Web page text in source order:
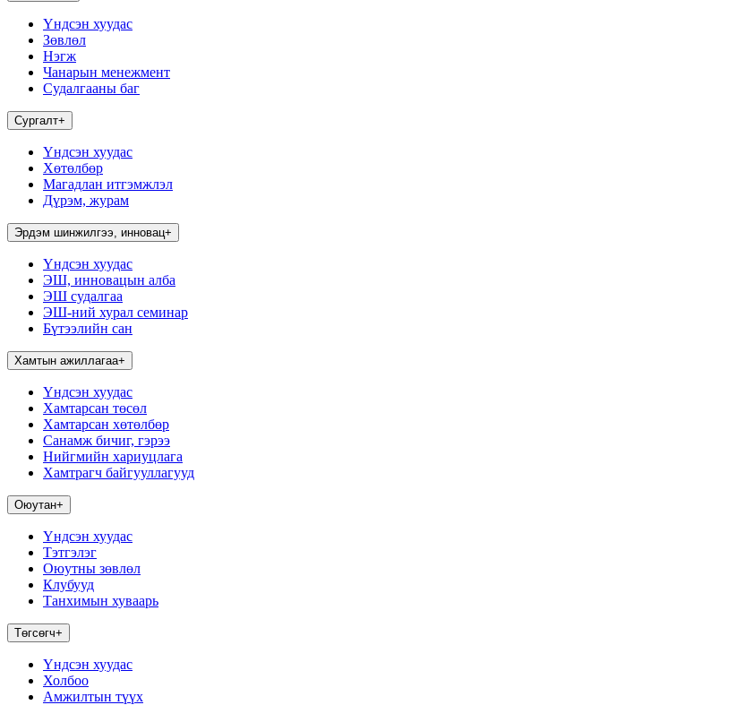
Үндсэн хуудас
Зөвлөл
Нэгж
Чанарын менежмент
Судалгааны баг
Сургалт+
Үндсэн хуудас
Хөтөлбөр
Магадлан итгэмжлэл
Дүрэм, журам
Эрдэм шинжилгээ, инновац+
Үндсэн хуудас
ЭШ, инновацын алба
ЭШ судалгаа
ЭШ-ний хурал семинар
Бүтээлийн сан
Хамтын ажиллагаа+
Үндсэн хуудас
Хамтарсан төсөл
Хамтарсан хөтөлбөр
Санамж бичиг, гэрээ
Нийгмийн хариуцлага
Хамтрагч байгууллагууд
Оюутан+
Үндсэн хуудас
Тэтгэлэг
Оюутны зөвлөл
Клубууд
Танхимын хуваарь
Төгсөгч+
Үндсэн хуудас
Холбоо
Амжилтын түүх